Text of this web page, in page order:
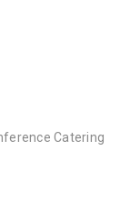
Catering